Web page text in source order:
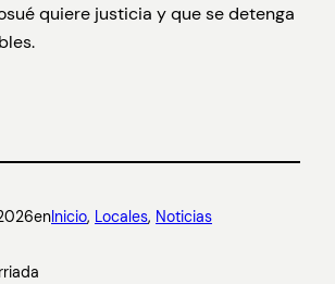
quiere justicia y que se detenga
en Inicio, Locales, Noticias